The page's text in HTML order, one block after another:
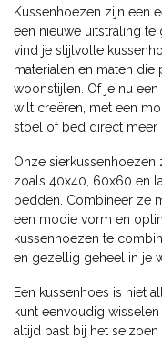
Kussenhoezen zijn een
een nieuwe uitstraling te
vind je stijlvolle
materialen en maten
woonstijlen. Of je nu
wilt creëren, met een
stoel of bed direct meer
Onze sierkussenhoezen
zoals 40x40, 60x60 en
bedden. Combineer ze
een mooie vorm en
kussenhoezen te
en gezellig geheel in je
Een kussenhoes is niet
kunt eenvoudig
altijd past bij het